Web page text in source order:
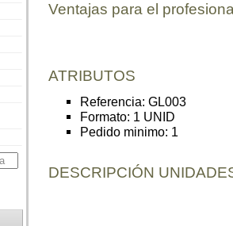
Ventajas para el
ATRIBUTOS
Referencia: GL003
Formato: 1 UNID
Pedido minimo: 1
DESCRIPCIÓN